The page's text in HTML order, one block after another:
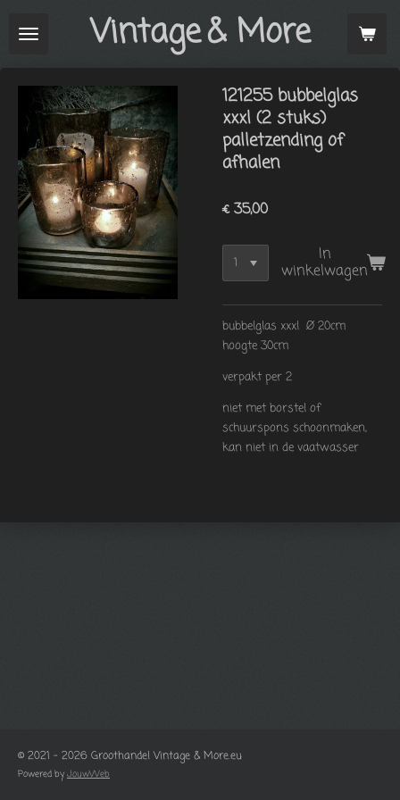
direct
hoofdinhoud
Vintage& More
121255 bubbelglas
xxxl (2 stuks)
palletzending of
afhalen
€ 35,00
In
winkelwagen
bubbelglas xxxl Ø 20cm
hoogte 30cm
verpakt per 2
niet met borstel of
schuurspons schoonmaken,
kan niet in de vaatwasser
© 2021 - 2026 Groothandel Vintage & More.eu
Powered by JouwWeb